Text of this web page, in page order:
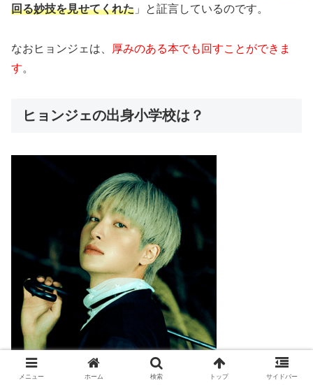
回る妙技を見せてくれた 」と証言しているのです。
なおヒョンジェは、
厚みのある本でも回すことができま
す。
ヒョンジェの出身小学校は？
メニュー ホーム 検索 トップ サイドバー